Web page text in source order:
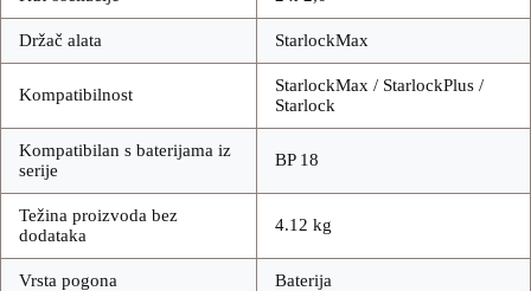
Držač alata StarlockMax
Kompatibilnost
StarlockMax / StarlockPlus /
Starlock
Kompatibilan s baterijama iz
serije
BP 18
Težina proizvoda bez
dodataka
4.12 kg
Vrsta pogona Baterija